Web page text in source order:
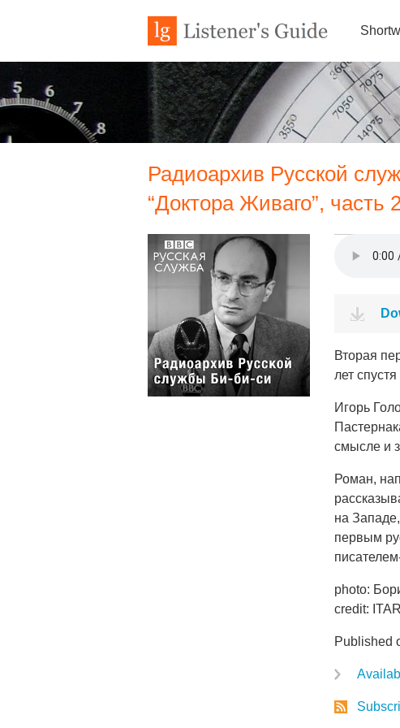
Радиоархив Русской
“Доктора Живаго”, часть
Вторая
лет
Игорь
смысле и
Роман,
на
первым
photo:
credit:
Published